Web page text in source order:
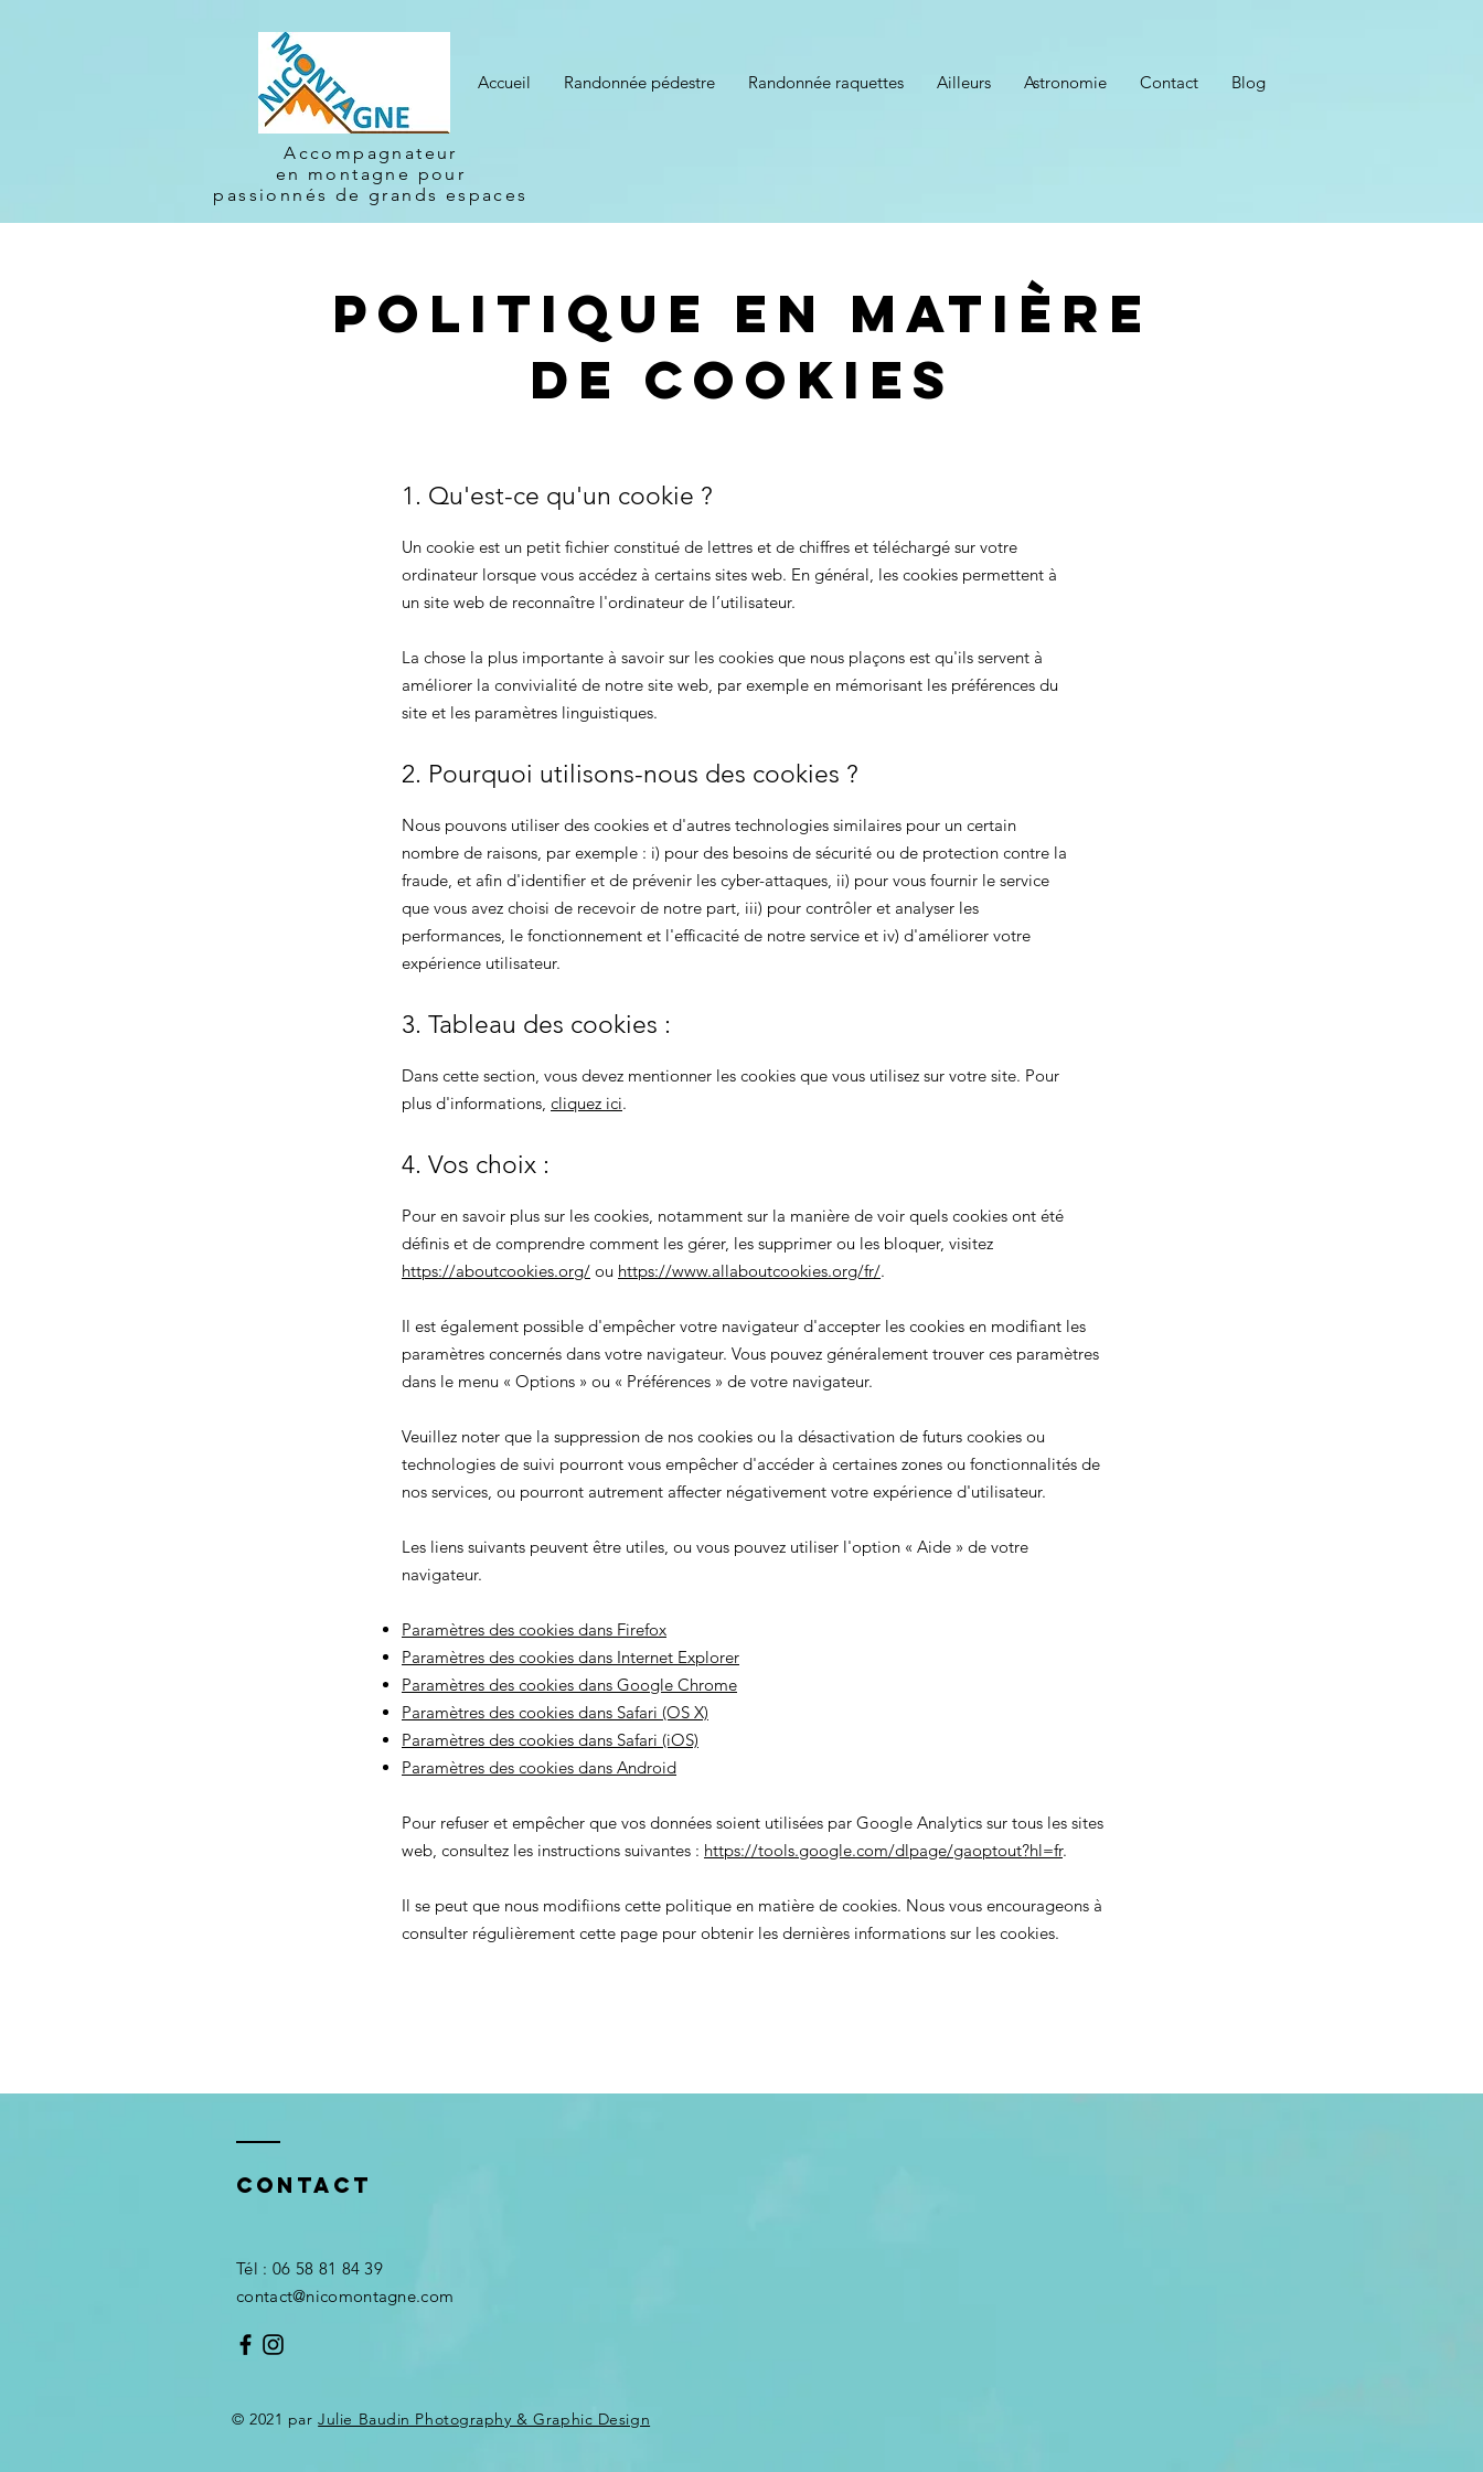
Accueil Randonnée pédestre Randonnée raquettes Ailleurs Astronomie Contact Blog
Accompagnateur
en montagne pour
passionnés de grands espaces
Politique en matière
de cookies
1. Qu'est-ce qu'un cookie ?
Un cookie est un petit fichier constitué de lettres et de chiffres et téléchargé sur votre
ordinateur lorsque vous accédez à certains sites web. En général, les cookies permettent à
un site web de reconnaître l'ordinateur de l’utilisateur.
La chose la plus importante à savoir sur les cookies que nous plaçons est qu'ils servent à
améliorer la convivialité de notre site web, par exemple en mémorisant les préférences du
site et les paramètres linguistiques.
2. Pourquoi utilisons-nous des cookies ?
Nous pouvons utiliser des cookies et d'autres technologies similaires pour un certain
nombre de raisons, par exemple : i) pour des besoins de sécurité ou de protection contre la
fraude, et afin d'identifier et de prévenir les cyber-attaques, ii) pour vous fournir le service
que vous avez choisi de recevoir de notre part, iii) pour contrôler et analyser les
performances, le fonctionnement et l'efficacité de notre service et iv) d'améliorer votre
expérience utilisateur.
3. Tableau des cookies :
Dans cette section, vous devez mentionner les cookies que vous utilisez sur votre site. Pour
plus d'informations, cliquez ici.
4. Vos choix :
Pour en savoir plus sur les cookies, notamment sur la manière de voir quels cookies ont été
définis et de comprendre comment les gérer, les supprimer ou les bloquer, visitez
https://aboutcookies.org/ ou https://www.allaboutcookies.org/fr/.
Il est également possible d'empêcher votre navigateur d'accepter les cookies en modifiant les
paramètres concernés dans votre navigateur. Vous pouvez généralement trouver ces paramètres
dans le menu « Options » ou « Préférences » de votre navigateur.
Veuillez noter que la suppression de nos cookies ou la désactivation de futurs cookies ou
technologies de suivi pourront vous empêcher d'accéder à certaines zones ou fonctionnalités de
nos services, ou pourront autrement affecter négativement votre expérience d'utilisateur.
Les liens suivants peuvent être utiles, ou vous pouvez utiliser l'option « Aide » de votre
navigateur.
Paramètres des cookies dans Firefox
Paramètres des cookies dans Internet Explorer
Paramètres des cookies dans Google Chrome
Paramètres des cookies dans Safari (OS X)
Paramètres des cookies dans Safari (iOS)
Paramètres des cookies dans Android
Pour refuser et empêcher que vos données soient utilisées par Google Analytics sur tous les sites
web, consultez les instructions suivantes : https://tools.google.com/dlpage/gaoptout?hl=fr.
Il se peut que nous modifiions cette politique en matière de cookies. Nous vous encourageons à
consulter régulièrement cette page pour obtenir les dernières informations sur les cookies.
Contact
​Tél : 06 58 81 84 39
contact@nicomontagne.com
© 2021 parJulie Baudin Photography & Graphic Design